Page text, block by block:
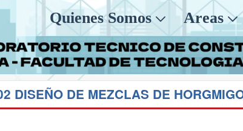
Quienes Somos Areas
DISEÑO DE MEZCLAS DE